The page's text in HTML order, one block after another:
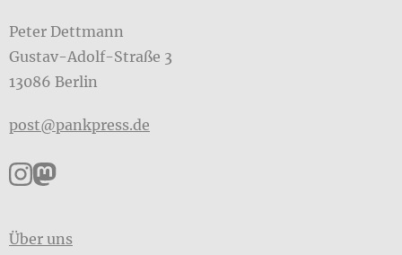
Peter Dettmann
Gustav-Adolf-Straße 3
13086 Berlin
post@pankpress.de
Pankpress auf Instagram
Pankpress auf Mastodon
Über uns